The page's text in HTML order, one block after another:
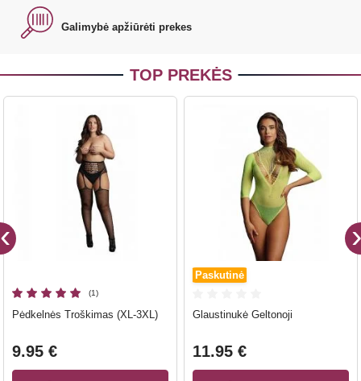
Galimybė apžiūrėti prekes
TOP PREKĖS
(1)
Pėdkelnės Troškimas (XL-3XL)
9.95 €
Paskutinė
Glaustinukė Geltonoji
11.95 €